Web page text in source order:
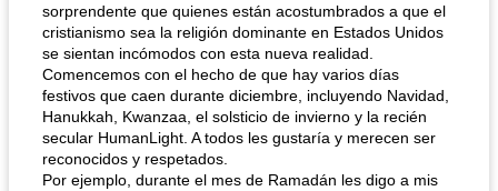
sorprendente que quienes están acostumbrados a que el
cristianismo sea la religión dominante en Estados Unidos
se sientan incómodos con esta nueva realidad.
Comencemos con el hecho de que hay varios días
festivos que caen durante diciembre, incluyendo Navidad,
Hanukkah, Kwanzaa, el solsticio de invierno y la recién
secular HumanLight. A todos les gustaría y merecen ser
reconocidos y respetados.
Por ejemplo, durante el mes de Ramadán les digo a mis